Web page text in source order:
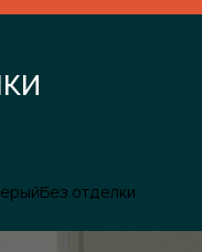
Без отделки